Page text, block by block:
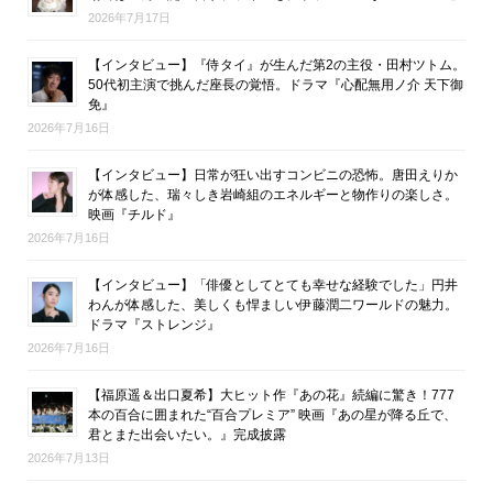
2026年7月17日
【インタビュー】『侍タイ』が生んだ第2の主役・田村ツトム。
50代初主演で挑んだ座長の覚悟。ドラマ『心配無用ノ介 天下御
免』
2026年7月16日
【インタビュー】日常が狂い出すコンビニの恐怖。唐田えりか
が体感した、瑞々しき岩崎組のエネルギーと物作りの楽しさ。
映画『チルド』
2026年7月16日
【インタビュー】「俳優としてとても幸せな経験でした」円井
わんが体感した、美しくも悍ましい伊藤潤二ワールドの魅力。
ドラマ『ストレンジ』
2026年7月16日
【福原遥＆出口夏希】大ヒット作『あの花』続編に驚き！777
本の百合に囲まれた“百合プレミア” 映画『あの星が降る丘で、
君とまた出会いたい。』完成披露
2026年7月13日